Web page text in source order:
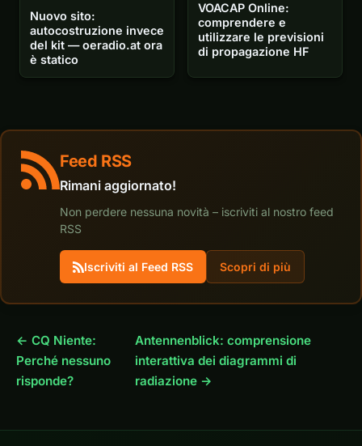
Nuovo sito:
autocostruzione invece
del kit — oeradio.at ora
è statico
VOACAP Online:
comprendere e
utilizzare le previsioni
di propagazione HF
Feed RSS
Rimani aggiornato!
Non perdere nessuna novità – iscriviti al nostro feed
RSS
Iscriviti al Feed RSS Scopri di più
← CQ Niente:
Perché nessuno
risponde?
Antennenblick: comprensione
interattiva dei diagrammi di
radiazione →